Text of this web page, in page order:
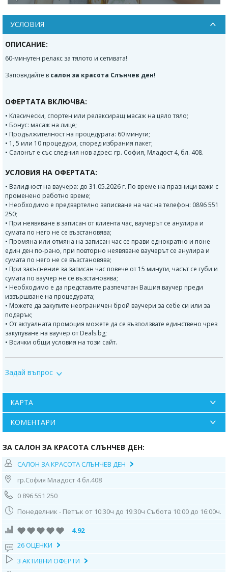
УСЛОВИЯ
ОПИСАНИЕ:
60-минутен релакс за тялото и сетивата!
Заповядайте в салон за красота Слънчев ден!
ОФЕРТАТА ВКЛЮЧВА:
• Класически, спортен или релаксиращ масаж на цяло тяло;
• Бонус: масаж на лице;
• Продължителност на процедурата: 60 минути;
• 1, 5 или 10 процедури, според избрания пакет;
• Салонът е със следния нов адрес: гр. София, Младост 4, бл. 408.
УСЛОВИЯ НА ОФЕРТАТА:
• Валидност на ваучера: до 31.05.2026 г. По време на празници важи с
променено работно време;
• Необходимо е предвартелно записване на час на телефон: 0896 551
250;
• При неявяване в записан от клиента час, ваучерът се анулира и
сумата по него не се възстановява;
• Промяна или отмяна на записан час се прави еднократно и поне
един ден по-рано, при повторно неявяване ваучерът се анулира и
сумата по него не се възстановява;
• При закъснение за записан час повече от 15 минути, часът се губи и
сумата по ваучер не се възстановява;
• Необходимо е да представите разпечатан Вашия ваучер преди
извършване на процедурата;
• Можете да закупите неограничен брой ваучери за себе си или за
подарък;
• От актуалната промоция можете да се възползвате единствено чрез
закупуване на ваучер от Deals.bg;
• Всички общи условия на този сайт.
на ваучер от Deals.bg. Неизползван в срок ваучер се счита за
невалиден и сумата по него не се възстановява!
Задай въпрос
КАРТА
КОМЕНТАРИ
ЗА САЛОН ЗА КРАСОТА СЛЪНЧЕВ ДЕН:
САЛОН ЗА КРАСОТА СЛЪНЧЕВ ДЕН
гр.София Младост 4 бл.408
0 896 551 250
Понеделник - Петък от 10:30ч до 19:30ч Събота 10:00 до 16:00ч.
4.92
26 ОЦЕНКИ
3 АКТИВНИ ОФЕРТИ